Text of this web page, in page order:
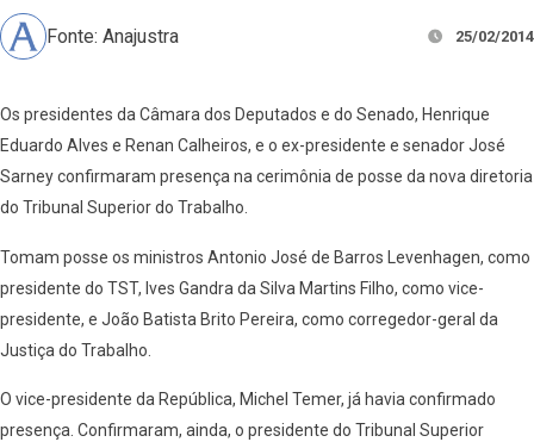
Fonte: Anajustra 25/02/2014
Os presidentes da Câmara dos Deputados e do Senado, Henrique
Eduardo Alves e Renan Calheiros, e o ex-presidente e senador José
Sarney confirmaram presença na cerimônia de posse da nova diretoria
do Tribunal Superior do Trabalho.
Tomam posse os ministros Antonio José de Barros Levenhagen, como
presidente do TST, Ives Gandra da Silva Martins Filho, como vice-
presidente, e João Batista Brito Pereira, como corregedor-geral da
Justiça do Trabalho.
O vice-presidente da República, Michel Temer, já havia confirmado
presença. Confirmaram, ainda, o presidente do Tribunal Superior